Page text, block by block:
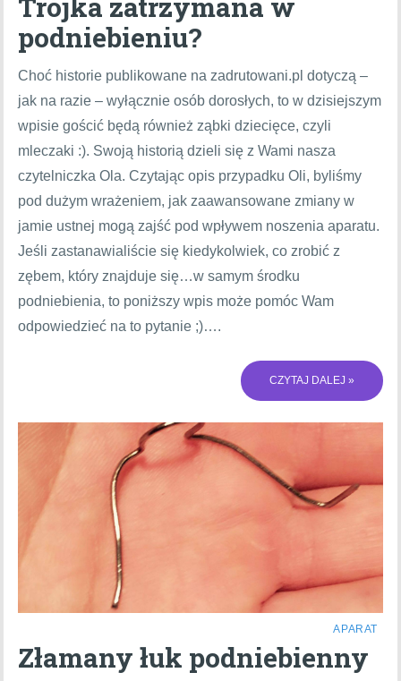
podniebieniu?
Choć historie publikowane na zadrutowani.pl dotyczą –
jak na razie – wyłącznie osób dorosłych, to w dzisiejszym
wpisie gościć będą również ząbki dziecięce, czyli
mleczaki :). Swoją historią dzieli się z Wami nasza
czytelniczka Ola. Czytając opis przypadku Oli, byliśmy
pod dużym wrażeniem, jak zaawansowane zmiany w
jamie ustnej mogą zajść pod wpływem noszenia aparatu.
Jeśli zastanawialiście się kiedykolwiek, co zrobić z
zębem, który znajduje się…w samym środku
podniebienia, to poniższy wpis może pomóc Wam
odpowiedzieć na to pytanie ;)….
CZYTAJ DALEJ »
APARAT
Złamany łuk podniebienny